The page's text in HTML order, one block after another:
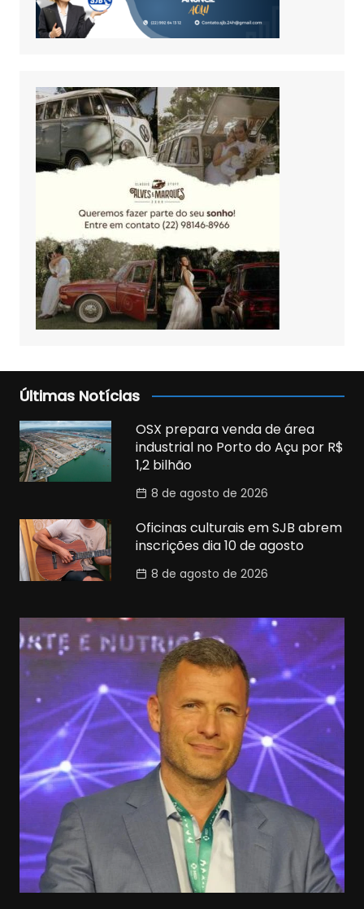
Últimas Notícias
OSX prepara venda de área
industrial no Porto do Açu por R$
1,2 bilhão
8 de agosto de 2026
Oficinas culturais em SJB abrem
inscrições dia 10 de agosto
8 de agosto de 2026